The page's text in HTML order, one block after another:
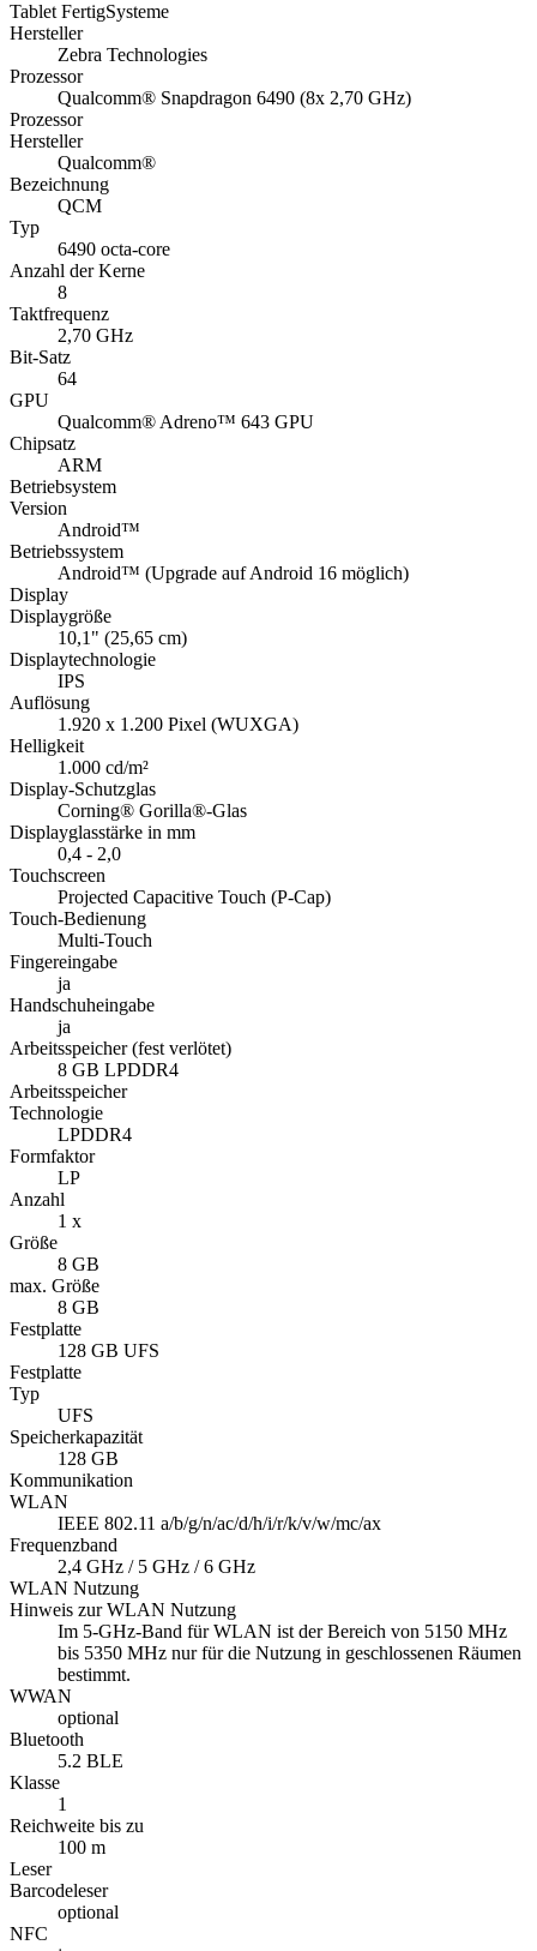
Tablet FertigSysteme
Hersteller
Zebra Technologies
Prozessor
Qualcomm® Snapdragon 6490 (8x 2,70 GHz)
Prozessor
Hersteller
Qualcomm®
Bezeichnung
QCM
Typ
6490 octa-core
Anzahl der Kerne
8
Taktfrequenz
2,70 GHz
Bit-Satz
64
GPU
Qualcomm® Adreno™ 643 GPU
Chipsatz
ARM
Betriebsystem
Version
Android™
Betriebssystem
Android™ (Upgrade auf Android 16 möglich)
Display
Displaygröße
10,1" (25,65 cm)
Displaytechnologie
IPS
Auflösung
1.920 x 1.200 Pixel (WUXGA)
Helligkeit
1.000 cd/m²
Display-Schutzglas
Corning® Gorilla®-Glas
Displayglasstärke in mm
0,4 - 2,0
Touchscreen
Projected Capacitive Touch (P-Cap)
Touch-Bedienung
Multi-Touch
Fingereingabe
ja
Handschuheingabe
ja
Arbeitsspeicher (fest verlötet)
8 GB LPDDR4
Arbeitsspeicher
Technologie
LPDDR4
Formfaktor
LP
Anzahl
1 x
Größe
8 GB
max. Größe
8 GB
Festplatte
128 GB UFS
Festplatte
Typ
UFS
Speicherkapazität
128 GB
Kommunikation
WLAN
IEEE 802.11 a/b/g/n/ac/d/h/i/r/k/v/w/mc/ax
Frequenzband
2,4 GHz / 5 GHz / 6 GHz
WLAN Nutzung
Hinweis zur WLAN Nutzung
Im 5-GHz-Band für WLAN ist der Bereich von 5150 MHz
bis 5350 MHz nur für die Nutzung in geschlossenen Räumen
bestimmt.
WWAN
optional
Bluetooth
5.2 BLE
Klasse
1
Reichweite bis zu
100 m
Leser
Barcodeleser
optional
NFC